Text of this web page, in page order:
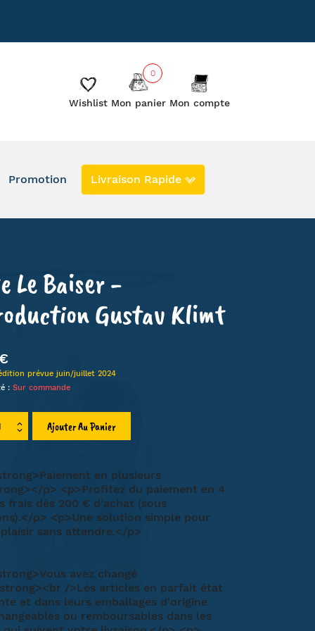
Wishlist Mon panier
0
Mon compte
Promotion Livraison Rapide
Le Baiser -
Gustav Klimt
prévue juin/juillet 2024
: Sur commande
Ajouter Au Panier